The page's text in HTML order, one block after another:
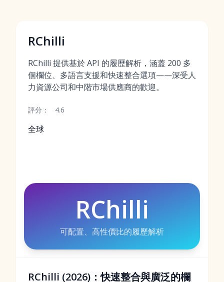
RChilli
RChilli 提供基於 API 的履歷解析，涵蓋 200 多
個欄位、多語言支援和快速整合選項——深受人
力資源公司和中階市場供應商的歡迎。
評分： 4.6
全球
RChilli
可配置、高性價比的履歷解析
RChilli (2026)：快速整合與廣泛的欄